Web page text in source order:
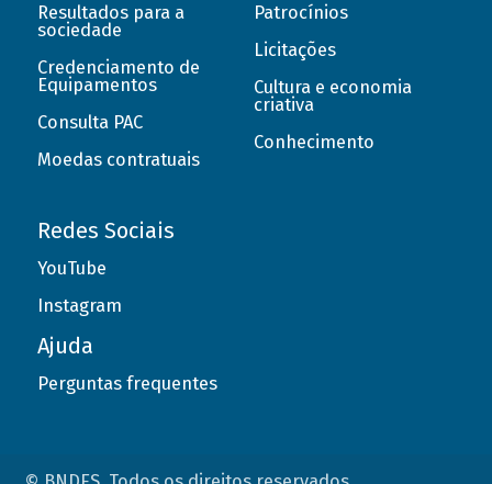
Resultados para a
sociedade
Credenciamento de
Equipamentos
Consulta PAC
Moedas contratuais
Patrocínios
Licitações
Cultura e economia
criativa
Conhecimento
Redes Sociais
YouTube
Instagram
Ajuda
Perguntas frequentes